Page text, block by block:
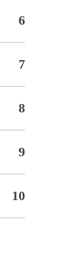
6
7
8
9
10